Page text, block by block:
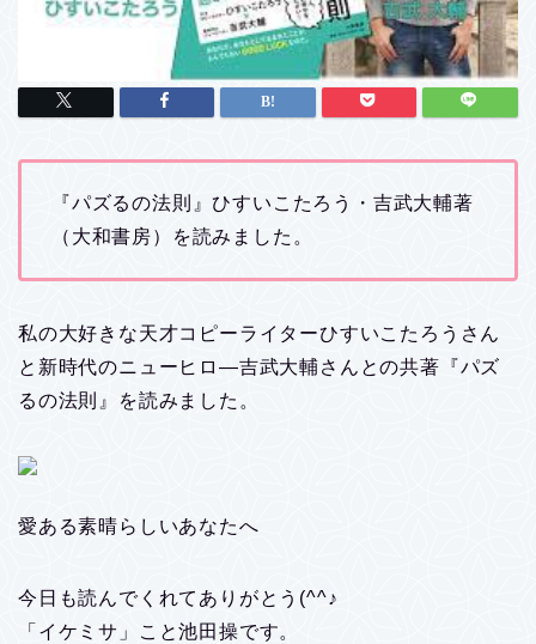
『パズるの法則』ひすいこたろう・吉武大輔著
（大和書房）を読みました。
私の大好きな天才コピーライターひすいこたろうさん
と新時代のニューヒロ―吉武大輔さんとの共著『パズ
るの法則』を読みました。
愛ある素晴らしいあなたへ
今日も読んでくれてありがとう(^^♪
「イケミサ」こと池田操です。